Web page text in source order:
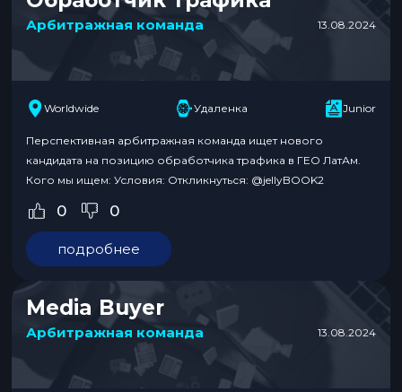
Арбитражная команда 13.08.2024
Worldwide Удаленка Junior
Перспективная арбитражная команда ищет нового
кандидата на позицию обработчика трафика в ГЕО ЛатАм.
Кого мы ищем: Условия: Откликнуться: @jellyBOOK2
0 0
подробнее
Media Buyer
Арбитражная команда 13.08.2024